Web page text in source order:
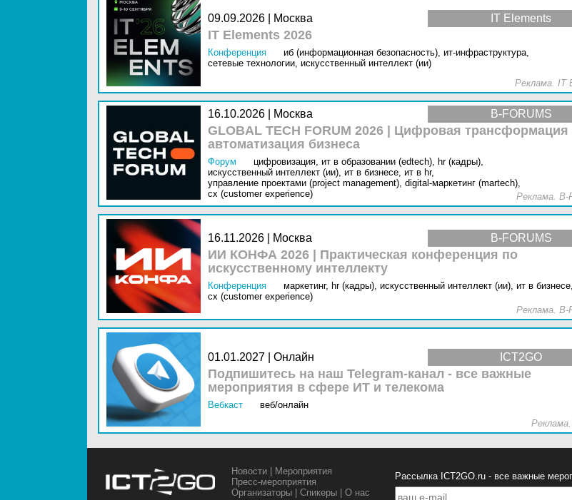
IT Elements
09.09.2026 | Москва
IT Elements 2026
Конференция иб (информационная безопасность), ит-инфраструктура,
сетевые технологии, искусственный интеллект (ии)
Реклама. IT
B-FORUMS
16.10.2026 | Москва
GLOBAL TECH FORUM 2026 | Цифровая трансформация
автоматизация бизнеса
Форум цифровизация, ит в образовании (edtech), hr (кадры),
искусственный интеллект (ии), ит в бизнесе, ит в hr,
управление проектами (project management), digital-маркетинг (martech),
cx (customer experience)
Реклама. B-
B-FORUMS
16.11.2026 | Москва
ИИ КОНФА 2026 | Практическая конференция по
искусственному интеллекту
Конференция маркетинг, hr (кадры), искусственный интеллект (ии), ит в бизнесе,
cx (customer experience)
Реклама. B-
ICT2GO
01.01.2027 | Онлайн
Подпишитесь на наш Telegram-канал - все важные
мероприятия в сфере ИТ и телекома
Вебкаст
веб/онлайн
Новости
Мероприятия
Пресс-мероприятия
Организаторы |Спикеры |О нас
Рассылка ICT2GO.ru - все важные